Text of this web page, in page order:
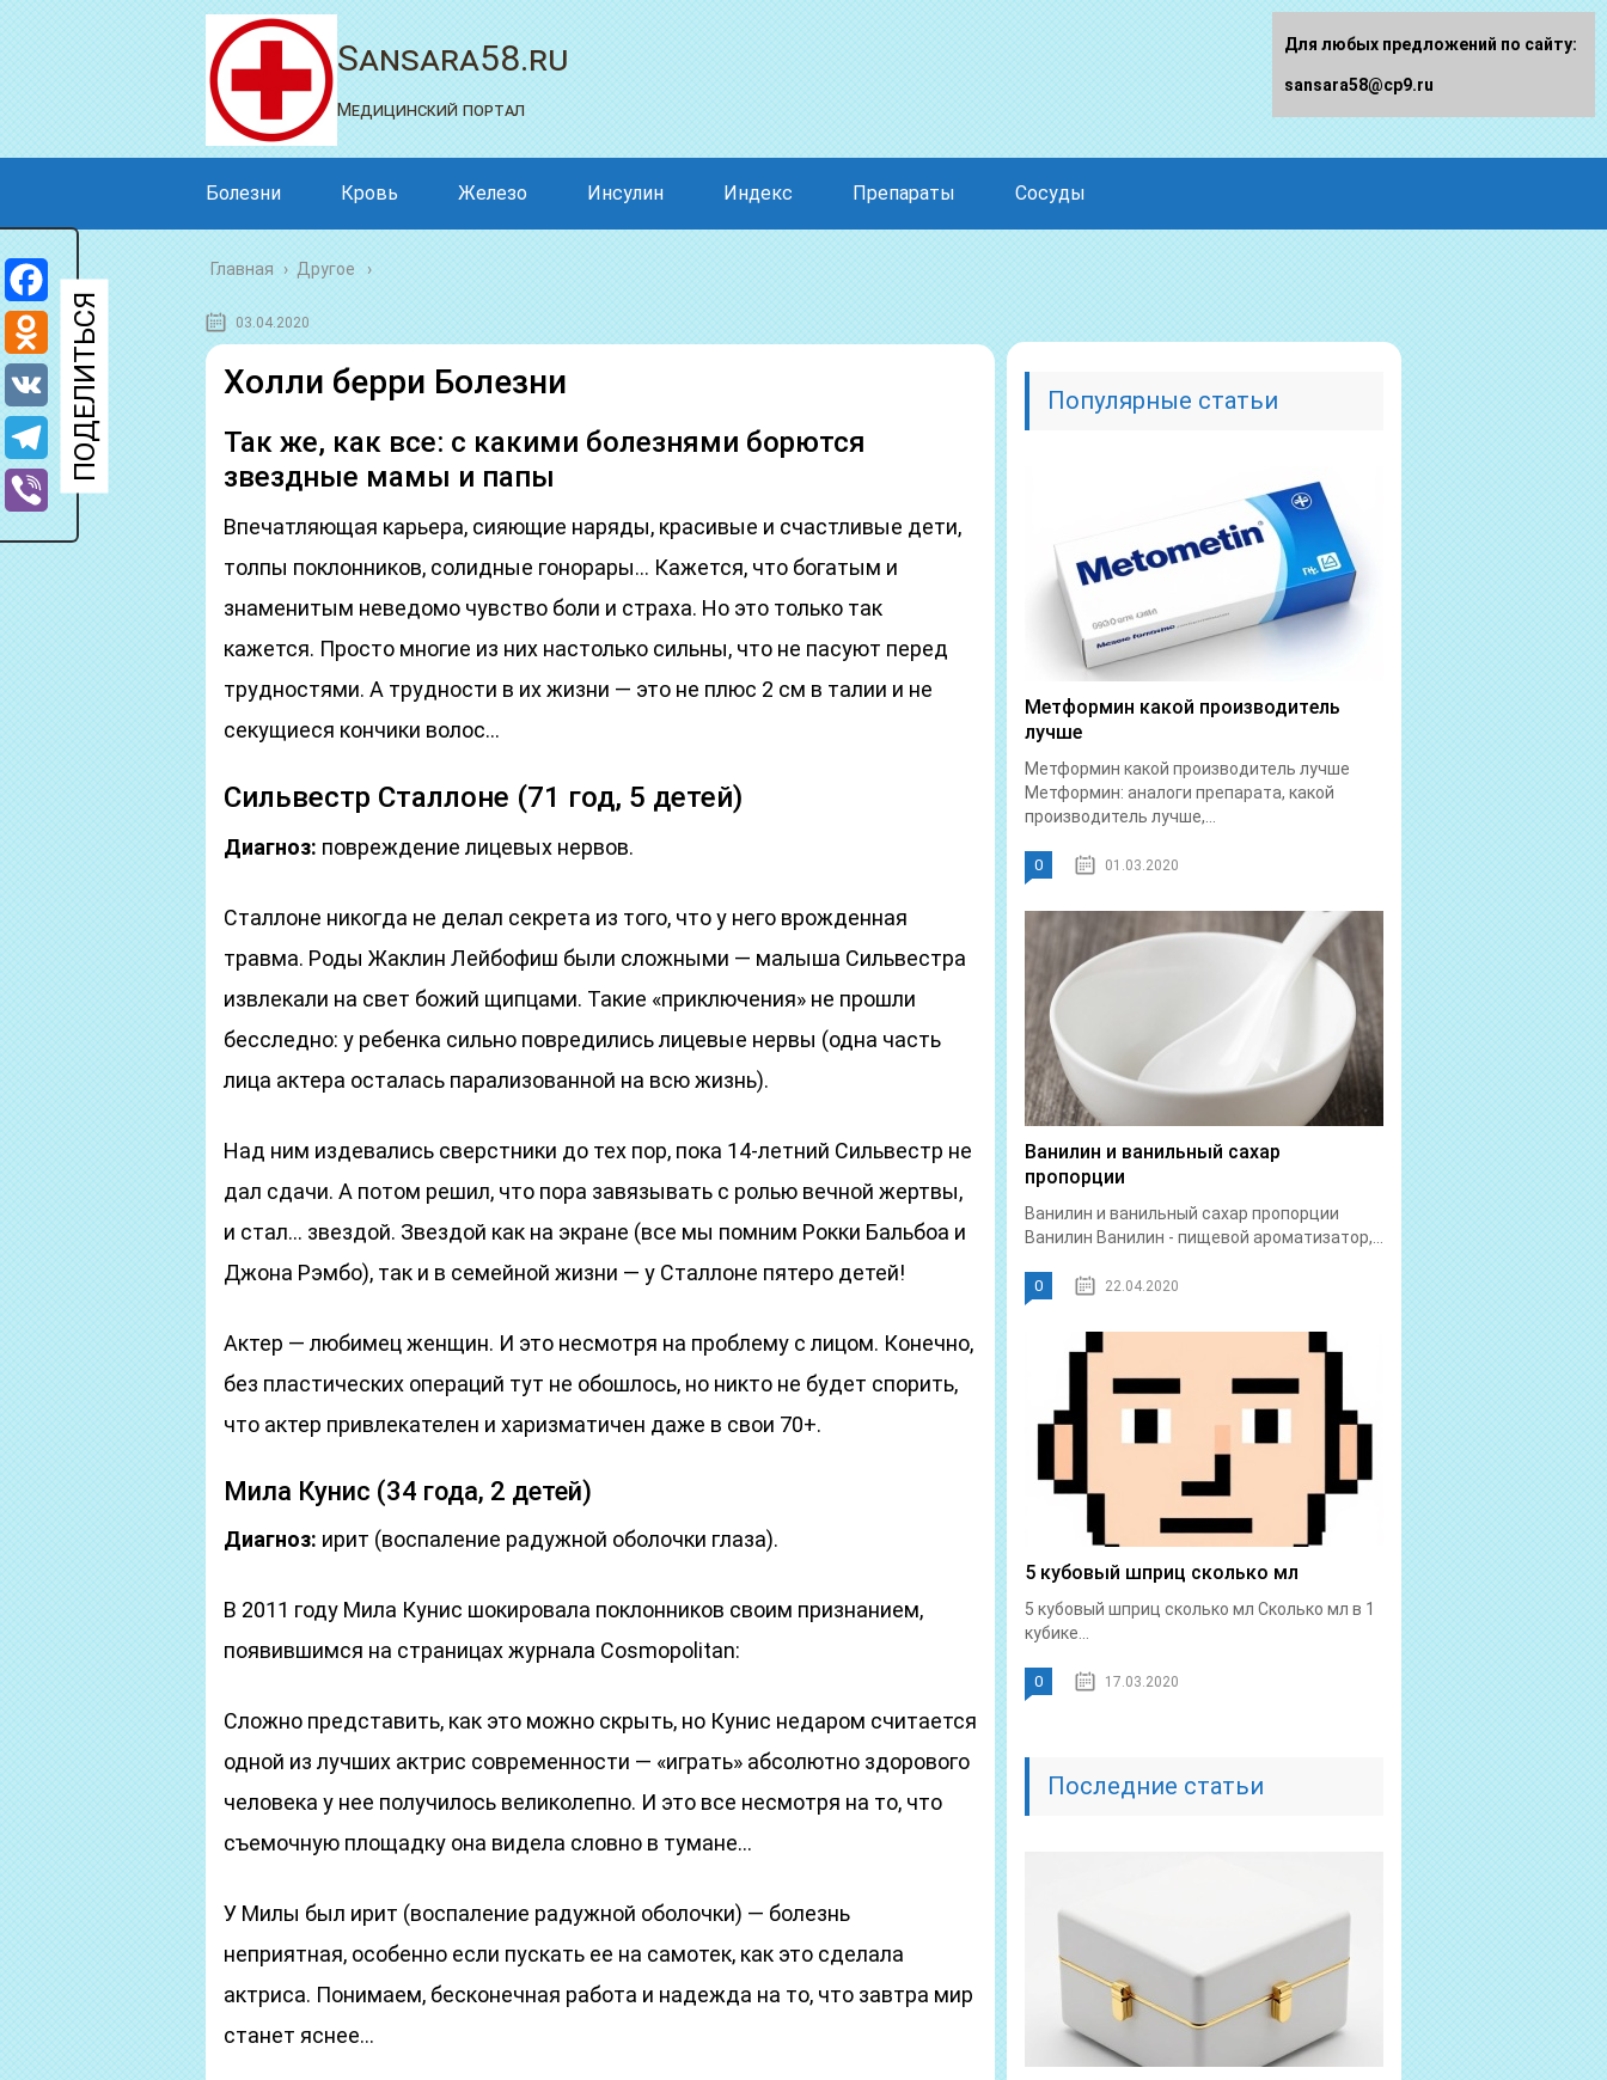
Sansara58.ru
Медицинский портал
Болезни Кровь Железо Инсулин Индекс Препараты Сосуды
Главная › Другое
03.04.2020
Холли берри Болезни
Так же, как все: с какими болезнями борются
звездные мамы и папы
Впечатляющая карьера, сияющие наряды, красивые и счастливые дети,
толпы поклонников, солидные гонорары… Кажется, что богатым и
знаменитым неведомо чувство боли и страха. Но это только так
кажется. Просто многие из них настолько сильны, что не пасуют перед
трудностями. А трудности в их жизни — это не плюс 2 см в талии и не
секущиеся кончики волос…
Сильвестр Сталлоне (71 год, 5 детей)
Диагноз: повреждение лицевых нервов.
Сталлоне никогда не делал секрета из того, что у него врожденная
травма. Роды Жаклин Лейбофиш были сложными — малыша Сильвестра
извлекали на свет божий щипцами. Такие «приключения» не прошли
бесследно: у ребенка сильно повредились лицевые нервы (одна часть
лица актера осталась парализованной на всю жизнь).
Над ним издевались сверстники до тех пор, пока 14-летний Сильвестр не
дал сдачи. А потом решил, что пора завязывать с ролью вечной жертвы,
и стал… звездой. Звездой как на экране (все мы помним Рокки Бальбоа и
Джона Рэмбо), так и в семейной жизни — у Сталлоне пятеро детей!
Актер — любимец женщин. И это несмотря на проблему с лицом. Конечно,
без пластических операций тут не обошлось, но никто не будет спорить,
что актер привлекателен и харизматичен даже в свои 70+.
Мила Кунис (34 года, 2 детей)
Диагноз: ирит (воспаление радужной оболочки глаза).
В 2011 году Мила Кунис шокировала поклонников своим признанием,
появившимся на страницах журнала Cosmopolitan:
Сложно представить, как это можно скрыть, но Кунис недаром считается
одной из лучших актрис современности — «играть» абсолютно здорового
человека у нее получилось великолепно. И это все несмотря на то, что
съемочную площадку она видела словно в тумане…
У Милы был ирит (воспаление радужной оболочки) — болезнь
неприятная, особенно если пускать ее на самотек, как это сделала
актриса. Понимаем, бесконечная работа и надежда на то, что завтра мир
станет яснее…
Популярные статьи
Метформин какой производитель
лучше
Метформин какой производитель лучше
Метформин: аналоги препарата, какой
производитель лучше,...
0 01.03.2020
Ванилин и ванильный сахар
пропорции
Ванилин и ванильный сахар пропорции
Ванилин Ванилин - пищевой ароматизатор,...
0 22.04.2020
5 кубовый шприц сколько мл
5 кубовый шприц сколько мл Сколько мл в 1
кубике...
0 17.03.2020
Последние статьи
Facebook
Odnoklassniki
VK
Telegram
Viber
Для любых предложений по сайту:
sansara58@cp9.ru